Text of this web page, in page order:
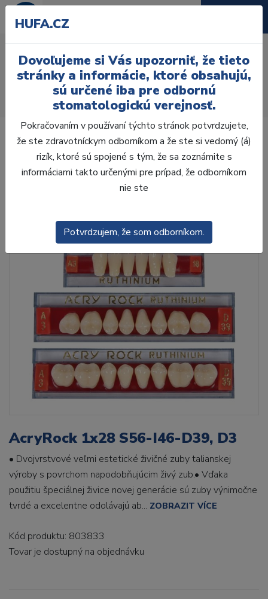
D39, D3
Zuby
AcryRock
AcryRock 1x28 S56-I46-D39, D3
AcryRock 1x28 S56-I46-D39, D3
• Dvojvrstvové veľmi estetické živičné zuby talianskej
výroby s povrchom napodobňujúcim živý zub.• Vďaka
použitiu špeciálnej živice novej generácie sú zuby výnimočne
tvrdé a excelentne odolávajú ab... ZOBRAZIT VÍCE
Kód produktu: 803833
Tovar je dostupný na objednávku
HUFA.CZ
Dovoľujeme si Vás upozorniť, že tieto
stránky a informácie, ktoré obsahujú,
sú určené iba pre odbornú
stomatologickú verejnosť.
Pokračovaním v používaní týchto stránok potvrdzujete,
že ste zdravotníckym odborníkom a že ste si vedomý (á)
rizík, ktoré sú spojené s tým, že sa zoznámite s
informáciami takto určenými pre prípad, že odborníkom
nie ste
Potvrdzujem, že som odborníkom.